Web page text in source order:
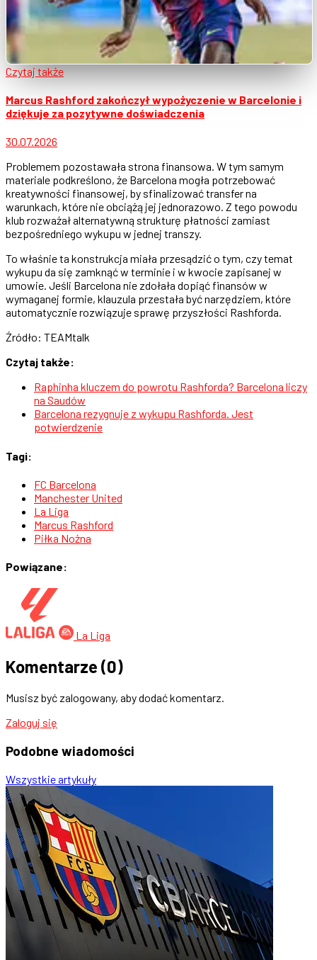
Czytaj także
Marcus Rashford zakończył wypożyczenie w Barcelonie i
dziękuje za pozytywne doświadczenia
30.07.2026
Problemem pozostawała strona finansowa. W tym samym
materiale podkreślono, że Barcelona mogła potrzebować
kreatywności finansowej, by sfinalizować transfer na
warunkach, które nie obciążą jej jednorazowo. Z tego powodu
klub rozważał alternatywną strukturę płatności zamiast
bezpośredniego wykupu w jednej transzy.
To właśnie ta konstrukcja miała przesądzić o tym, czy temat
wykupu da się zamknąć w terminie i w kwocie zapisanej w
umowie. Jeśli Barcelona nie zdołała dopiąć finansów w
wymaganej formie, klauzula przestała być narzędziem, które
automatycznie rozwiązuje sprawę przyszłości Rashforda.
Źródło: TEAMtalk
Czytaj także:
Raphinha kluczem do powrotu Rashforda? Barcelona liczy
na Saudów
Barcelona rezygnuje z wykupu Rashforda. Jest
potwierdzenie
Tagi:
FC Barcelona
Manchester United
La Liga
Marcus Rashford
Piłka Nożna
Powiązane:
La Liga
Komentarze (0)
Musisz być zalogowany, aby dodać komentarz.
Zaloguj się
Podobne wiadomości
Wszystkie artykuły